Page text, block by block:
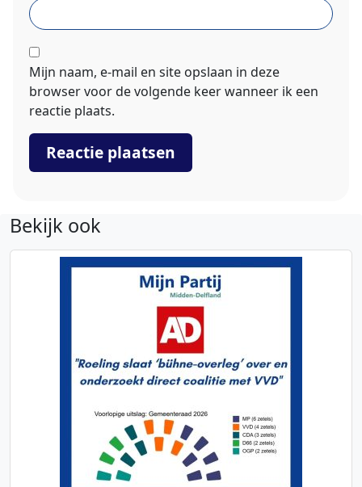
Mijn naam, e-mail en site opslaan in deze
browser voor de volgende keer wanneer ik een
reactie plaats.
Bekijk ook